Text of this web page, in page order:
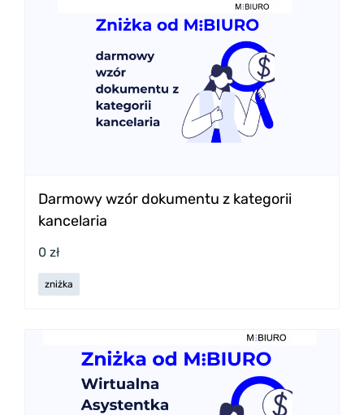
Darmowy wzór dokumentu z kategorii
kancelaria
0 zł
zniżka